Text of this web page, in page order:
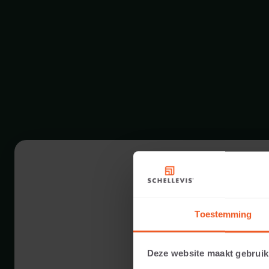
Toestemming
Deze website maakt
10 CM DIKTE